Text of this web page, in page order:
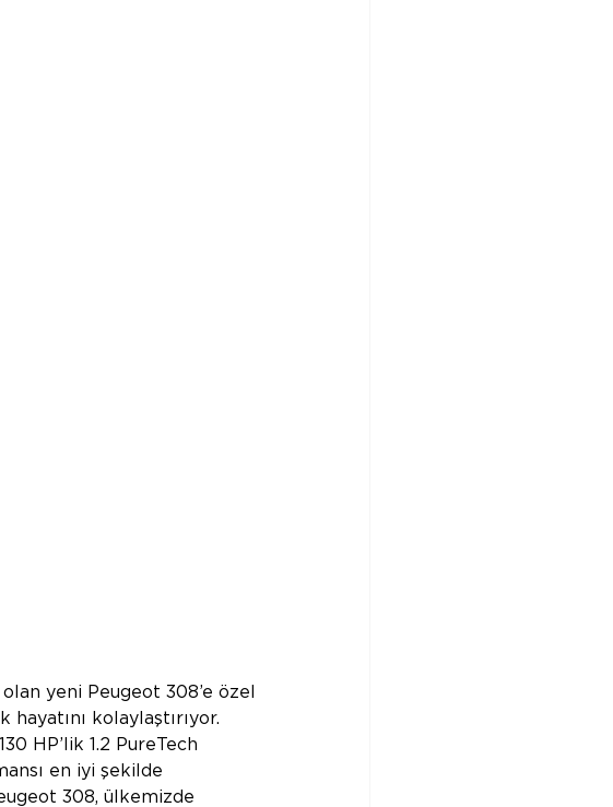
yeni Peugeot 308’e özel
hayatını kolaylaştırıyor.
HP’lik 1.2 PureTech
en iyi şekilde
308, ülkemizde